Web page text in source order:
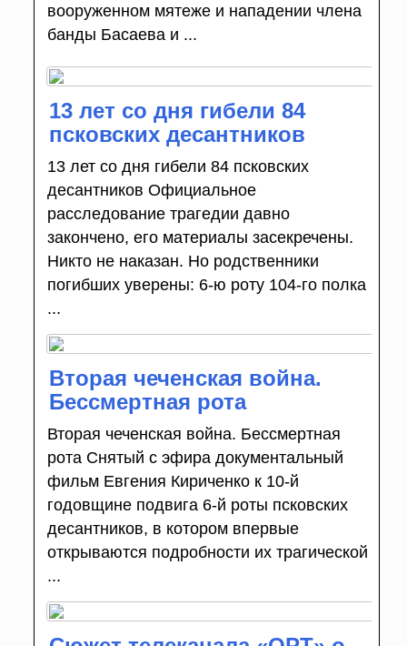
вооруженном мятеже и нападении члена
банды Басаева и ...
13 лет со дня гибели 84
псковских десантников
13 лет со дня гибели 84 псковских
десантников Официальное
расследование трагедии давно
закончено, его материалы засекречены.
Никто не наказан. Но родственники
погибших уверены: 6-ю роту 104-го полка
...
Вторая чеченская война.
Бессмертная рота
Вторая чеченская война. Бессмертная
рота Снятый с эфира документальный
фильм Евгения Кириченко к 10-й
годовщине подвига 6-й роты псковских
десантников, в котором впервые
открываются подробности их трагической
...